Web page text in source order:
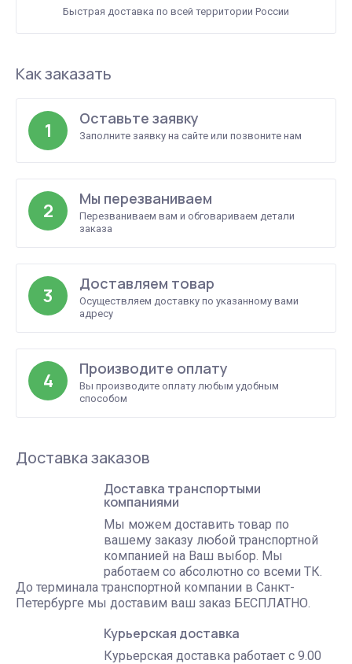
Быстрая доставка по всей территории России
Как заказать
1
Оставьте заявку
Заполните заявку на сайте или позвоните нам
2
Мы перезваниваем
Перезваниваем вам и обговариваем детали
заказа
3
Доставляем товар
Осуществляем доставку по указанному вами
адресу
4
Производите оплату
Вы производите оплату любым удобным
способом
Доставка заказов
Доставка транспортыми
компаниями
Мы можем доставить товар по
вашему заказу любой транспортной
компанией на Ваш выбор. Мы
работаем со абсолютно со всеми ТК.
До терминала транспортной компании в Санкт-
Петербурге мы доставим ваш заказ БЕСПЛАТНО.
Курьерская доставка
Курьерская доставка работает с 9.00